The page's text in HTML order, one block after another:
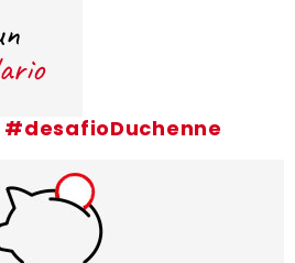
#desafioDuchenne